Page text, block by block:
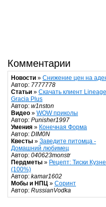
Комментарии
Новости » Снижение цен на
Автор: 7777778
Статьи » Скачать клиент
Gracia Plus
Автор: w1nston
Видео » WOW приколы
Автор: Punisher1997
Умения » Конечная Форма
Автор: DIM0N
Квесты » Заведите питомца -
Домашний любимец
Автор: 040623monstr
Пердметы » Рецепт: Тиски
(100%)
Автор: kamar1602
Мобы и НПЦ » Соринт
Автор: RussianVodka